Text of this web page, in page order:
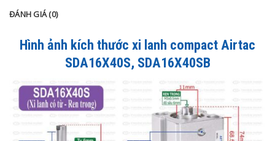
ĐÁNH GIÁ (0)
Hình ảnh kích thước xi lanh compact Airtac
SDA16X40S, SDA16X40SB